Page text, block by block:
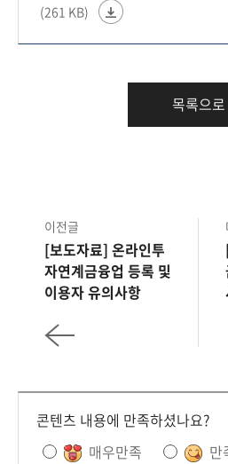
(261 KB)
목록으로
이전글
[보도자료] 온라인투
자연계금융업 등록 및
이용자 유의사항
콘텐츠 내용에 만족하셨나요?
매우만족
만